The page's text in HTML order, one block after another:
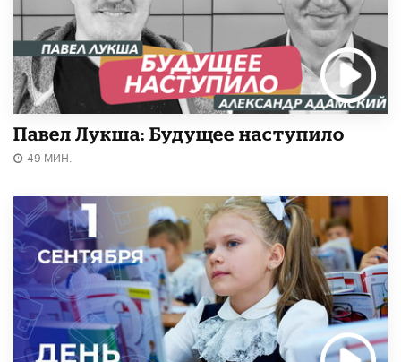
Павел Лукша: Будущее наступило
49 МИН.